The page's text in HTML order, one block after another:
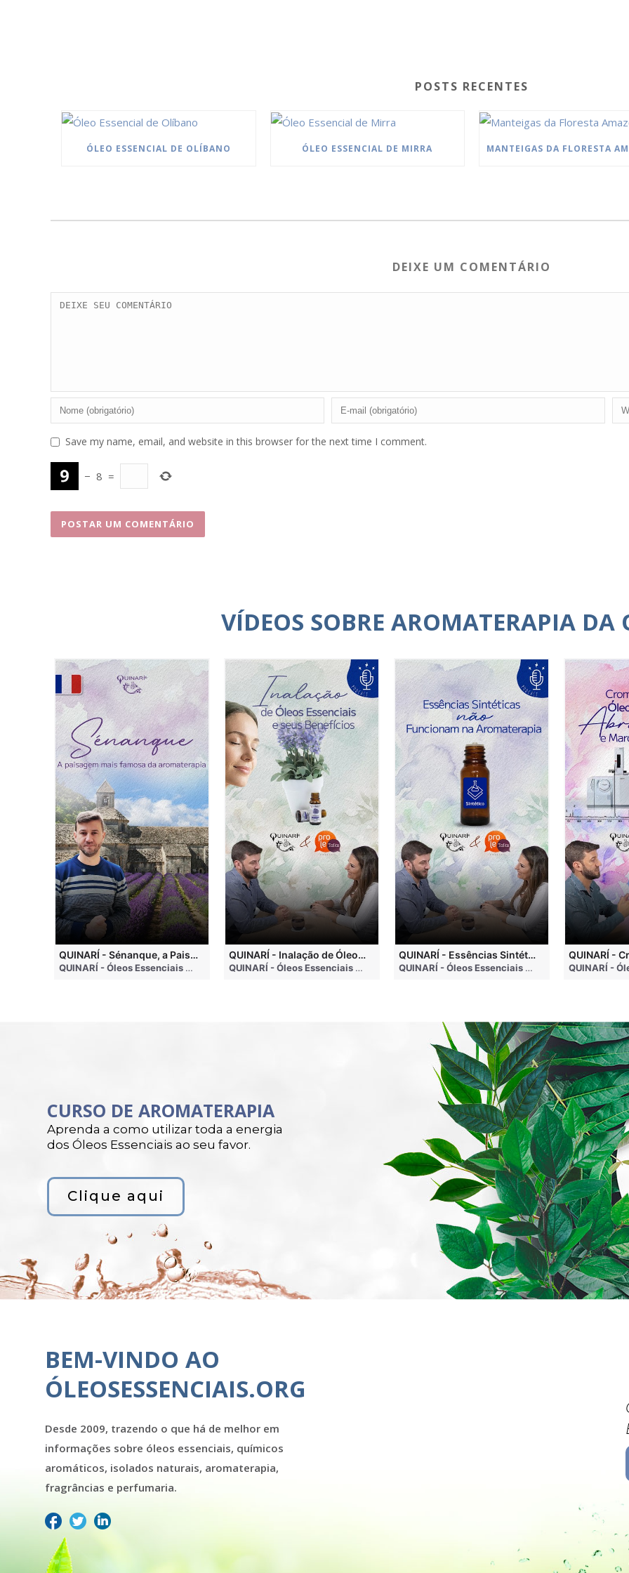
POSTS RECENTES
ÓLEO ESSENCIAL DE OLÍBANO ÓLEO ESSENCIAL DE MIRRA
DEIXE UM COMENTÁRIO
Save my name, email, and website in this browser for the next time I comment.
− 8 =
VÍDEOS SOBRE AROMATERAPIA DA
• 4 months ago
QUINARÍ - Sénanque, a Paisagem Mais Famosa da Aromaterapia
QUINARÍ - Óleos Essenciais e Aromaterapia • 3 weeks ago
QUINARÍ - Inalação de Óleos Essenciais e Seus Benefícios
QUINARÍ - Óleos Essenciais e Aromaterapia • 3 months ago
QUINARÍ - Essências Sintéticas NÃO Funcionam na Aromaterapia
QUINARÍ - Óleos Essenciais e Aromaterapia • 3
CURSO DE AROMATERAPIA
Aprenda a como utilizar toda a energia
dos Óleos Essenciais ao seu favor.
Clique aqui
BEM-VINDO AO
ÓLEOSESSENCIAIS.ORG
Desde 2009, trazendo o que há de melhor em
informações sobre óleos essenciais, químicos
aromáticos, isolados naturais, aromaterapia,
fragrâncias e perfumaria.